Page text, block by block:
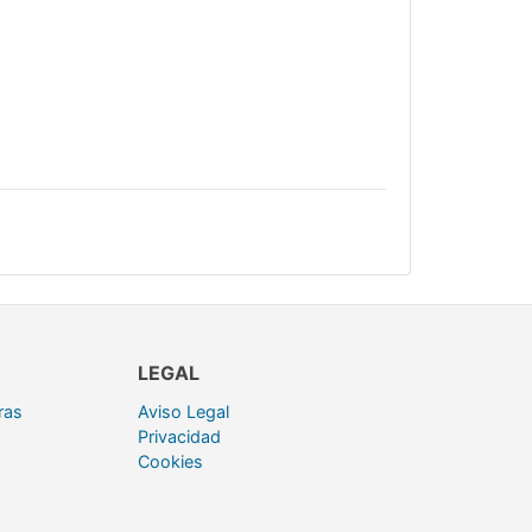
LEGAL
Aviso Legal
Privacidad
Cookies